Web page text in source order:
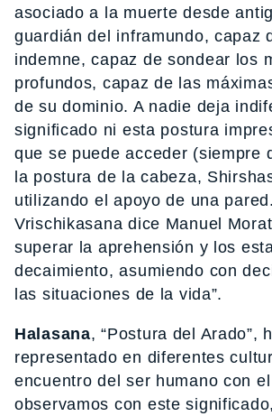
asociado a la muerte desde
guardián del inframundo, capaz
indemne, capaz de sondear los
profundos, capaz de las
de su dominio. A nadie deja
significado ni esta postura
que se puede acceder (siempre
la postura de la cabeza,
utilizando el apoyo de una
Vrischikasana dice Manuel
superar la aprehensión y los
decaimiento, asumiendo con
las situaciones de la vida”.
Halasana, “Postura del Arado”,
representado en diferentes
encuentro del ser humano con
observamos con este